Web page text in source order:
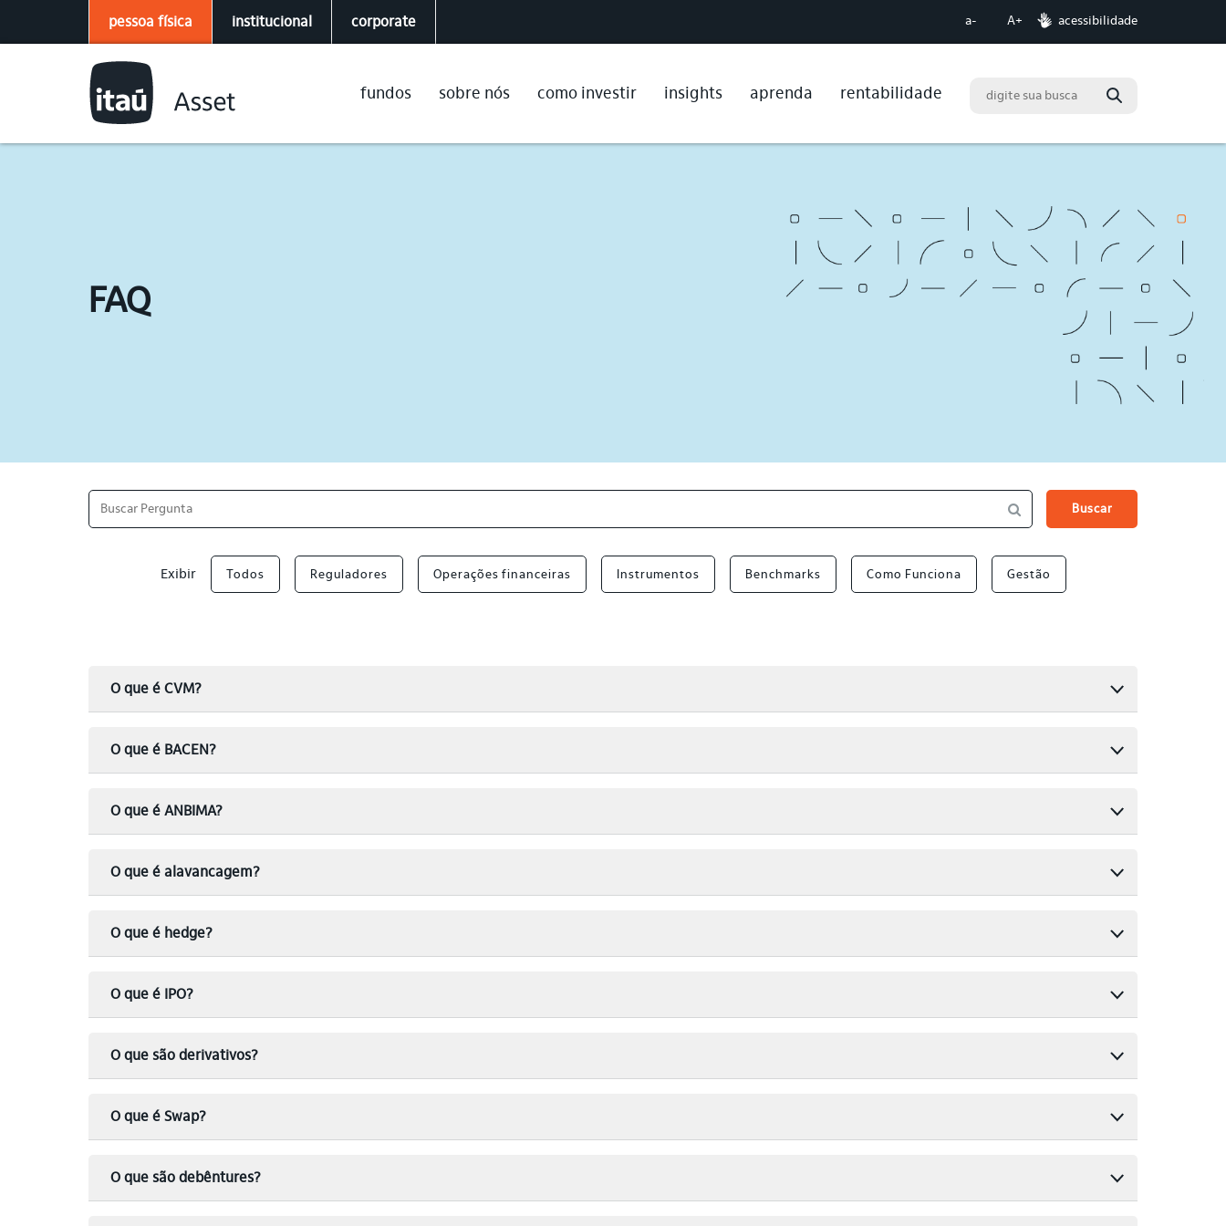
pessoa física institucional corporate a- A+ acessibilidade
fundos sobre nós como investir insights aprenda rentabilidade Buscar
FAQ
Buscar
Exibir Todos Reguladores Operações financeiras Instrumentos Benchmarks Como Funciona Gestão
O que é CVM?
O que é BACEN?
O que é ANBIMA?
O que é alavancagem?
O que é hedge?
O que é IPO?
O que são derivativos?
O que é Swap?
O que são debêntures?